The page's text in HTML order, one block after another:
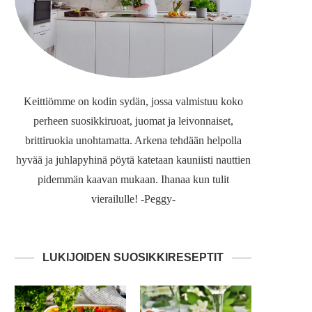
Keittiömme on kodin sydän, jossa valmistuu koko
perheen suosikkiruoat, juomat ja leivonnaiset,
brittiruokia unohtamatta. Arkena tehdään helpolla
hyvää ja juhlapyhinä pöytä katetaan kauniisti nauttien
pidemmän kaavan mukaan. Ihanaa kun tulit
vierailulle! -Peggy-
LUKIJOIDEN SUOSIKKIRESEPTIT